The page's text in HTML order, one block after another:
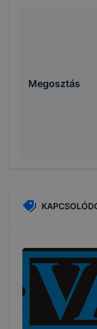
Megosztás